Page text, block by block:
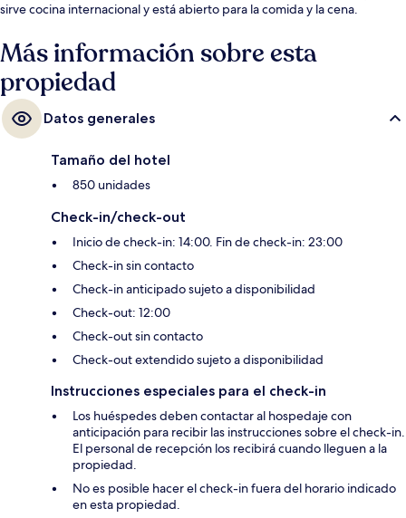
sirve cocina internacional y está abierto para la comida y la cena.
fitness. La alberca y el personal amable reciben muy buenas
calificaciones de otros visitantes.
Más información sobre esta
propiedad
Datos generales
Tamaño del hotel
850 unidades
Check-in/check-out
Inicio de check-in: 14:00. Fin de check-in: 23:00
Check-in sin contacto
Check-in anticipado sujeto a disponibilidad
Check-out: 12:00
Check-out sin contacto
Check-out extendido sujeto a disponibilidad
Instrucciones especiales para el check-in
Los huéspedes deben contactar al hospedaje con
anticipación para recibir las instrucciones sobre el check-in.
El personal de recepción los recibirá cuando lleguen a la
propiedad.
No es posible hacer el check-in fuera del horario indicado
en esta propiedad.